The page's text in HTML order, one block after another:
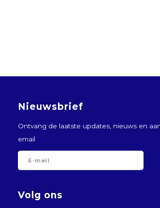
Nieuwsbrief
Ontvang de laatste updates, nieuws en
email
Volg ons